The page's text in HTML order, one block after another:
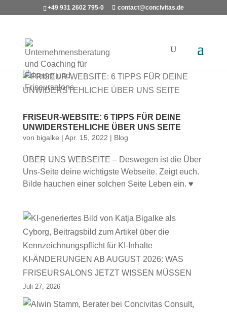
+49 931 2602 795-0 contact@concivitas.de
FRISEUR-WEBSITE: 6 TIPPS FÜR DEINE
UNWIDERSTEHLICHE ÜBER UNS SEITE
von bigalke | Apr. 15, 2022 | Blog
ÜBER UNS WEBSEITE – Deswegen ist die Über
Uns-Seite deine wichtigste Webseite. Zeigt euch.
Bilde hauchen einer solchen Seite Leben ein. ♥
KI-ÄNDERUNGEN AB AUGUST 2026: WAS
FRISEURSALONS JETZT WISSEN MÜSSEN
Juli 27, 2026